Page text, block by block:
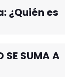
¿Quién es
SE SUMA A